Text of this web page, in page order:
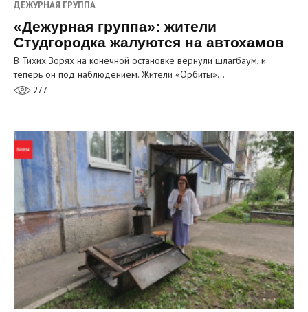
ДЕЖУРНАЯ ГРУППА
«Дежурная группа»: жители
Студгородка жалуются на автохамов
В Тихих Зорях на конечной остановке вернули шлагбаум, и
теперь он под наблюдением. Жители «Орбиты»…
277